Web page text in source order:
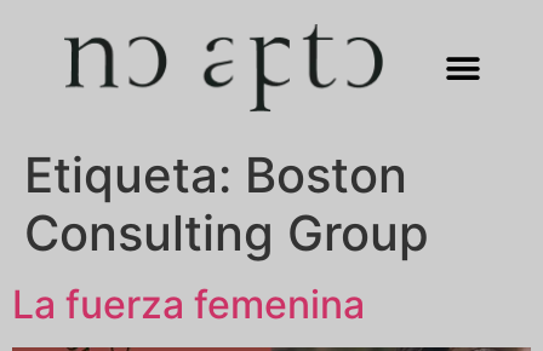
Etiqueta: Boston
Consulting Group
La fuerza femenina